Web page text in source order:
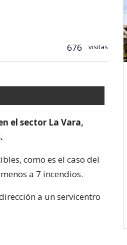
676 visitas
el sector La Vara,
como es el caso del
a 7 incendios.
a un servicentro